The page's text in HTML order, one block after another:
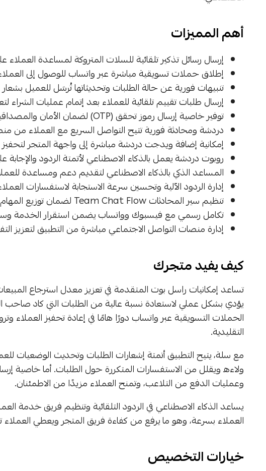
أهم المميزات
إرسال رسائل تذكير تلقائية للسلات المتروكة لمساعدة العملاء
إطلاق حملات تسويقية مباشرة عبر واتساب للوصول إلى
تنبيهات فورية عن حالة الطلبات وتحديثاتها تُرسَل للعميل بشعار
إرسال طلبات تقييم تلقائية للعملاء بعد إتمام عمليات الشراء
توفير خاصية إرسال رموز تحقق (OTP) لضمان الأمان والمصداقية أثناء عمليات الشراء أو التسجيل.
دردشة ومحادثة فورية تتيح التواصل السريع مع العملاء من
إمكانية إضافة ويدجت دردشة مباشرة إلى واجهة المتجر
روبوت دردشة يعمل بالذكاء الاصطناعي لأتمتة الردود
المساعد الذكي بالذكاء الاصطناعي لتقديم دعم ومساعدة
إدارة الردود الآلية وتحسين سرعة الاستجابة لاستفسارات
تنظيم سير المحادثات Team Chat Flow لضمان توزيع المهام بين فريق المتجر وتحسين متابعة العملاء.
تكامل رسمي مع فيسبوك وواتساب يضمن استقرار الخدمة
إدارة منصات التواصل الاجتماعي مباشرة من التطبيق لتعزيز
كيف يفيد متجرك
تساعد إمكانيات راسل بوت المتقدمة في تعزيز معدل استرجاع المبيعات
يؤدي بشكل عملي لاستعادة نسبة عالية من الطلبات التي كاد صاحب
الحملات التسويقية عبر واتساب دورًا هامًا في إعادة تحفيز العملاء
التقليدية.
مع سلة، يتيح التطبيق أتمتة إشعارات الطلبات وتحديث الوضعيات
وعمليات الدفع من التلاعب، وتمنح العملاء مزيدًا من الاطمئنان.
يساعد الذكاء الاصطناعي في الردود التلقائية وتنظيم فريق خدمة
العملاء بسرعة، وهو ما يرفع من كفاءة فريق المتجر ويعطي
خيارات التخصيص